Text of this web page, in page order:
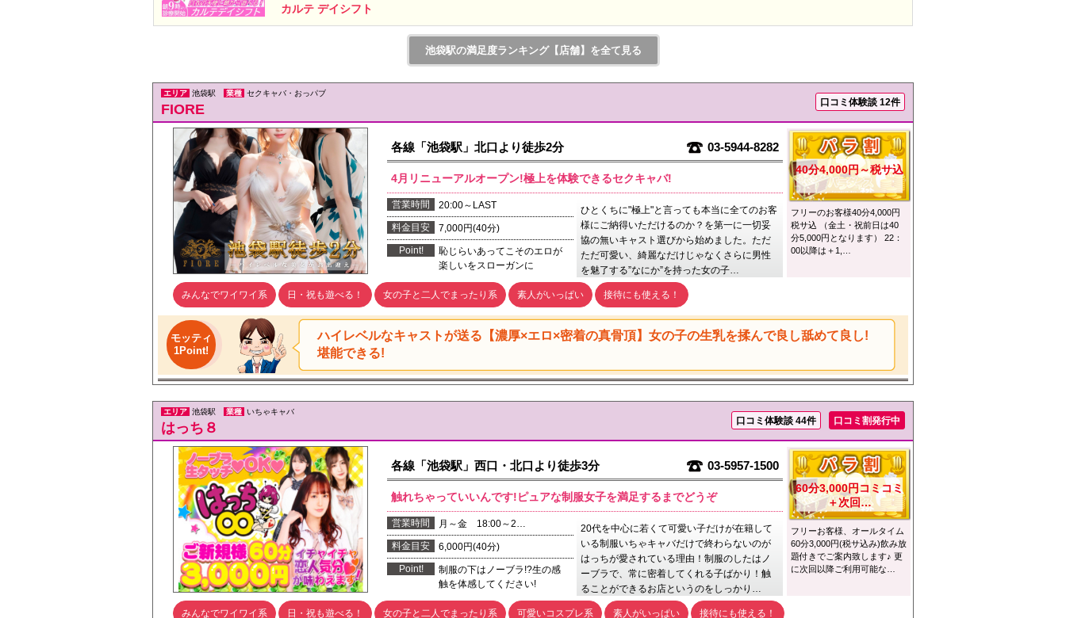
カルテ デイシフト
池袋駅の満足度ランキング【店舗】を全て見る
エリア 池袋駅 業種 セクキャバ・おっパブ
FIORE 口コミ体験談 12件
各線「池袋駅」北口より徒歩2分 03-5944-8282
4月リニューアルオープン!極上を体験できるセクキャバ!
営業時間
20:00～LAST
料金目安
7,000円(40分)
Point!
恥じらいあってこそのエロが
楽しいをスローガンに
ひとくちに"極上"と言っても本当に全てのお客
様にご納得いただけるのか？を第一に一切妥
協の無いキャスト選びから始めました。ただ
ただ可愛い、綺麗なだけじゃなくさらに男性
を魅了する”なにか”を持った女の子…
みんなでワイワイ系 日・祝も遊べる！ 女の子と二人でまったり系 素人がいっぱい 接待にも使える！
40分4,000円～税サ込
フリーのお客様40分4,000円
税サ込 （金土・祝前日は40
分5,000円となります） 22：
00以降は＋1,…
モッティ
1Point!
ハイレベルなキャストが送る【濃厚×エロ×密着の真骨頂】女の子の生乳を揉んで良し舐めて良し!
堪能できる!
エリア 池袋駅 業種 いちゃキャバ
はっち８ 口コミ体験談 44件 口コミ割発行中
各線「池袋駅」西口・北口より徒歩3分 03-5957-1500
触れちゃっていいんです!ピュアな制服女子を満足するまでどうぞ
営業時間
月～金 18:00～2…
料金目安
6,000円(40分)
Point!
制服の下はノーブラ!?生の感
触を体感してください!
20代を中心に若くて可愛い子だけが在籍して
いる制服いちゃキャバだけで終わらないのが
はっちが愛されている理由！制服のしたはノ
ーブラで、常に密着してくれる子ばかり！触
ることができるお店というのをしっかり…
みんなでワイワイ系 日・祝も遊べる！ 女の子と二人でまったり系 可愛いコスプレ系 素人がいっぱい 接待にも使える！
60分3,000円コミコミ
＋次回…
フリーお客様、オールタイム
60分3,000円(税サ込み)飲み放
題付きでご案内致します♪ 更
に次回以降ご利用可能な…